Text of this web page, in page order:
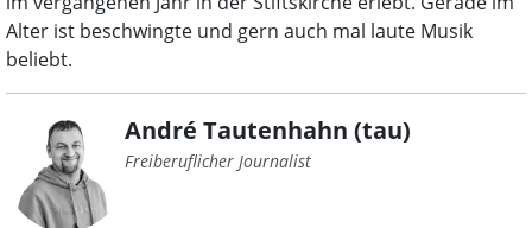
Alter ist beschwingte und gern auch mal laute Musik
beliebt.
André Tautenhahn (tau)
Freiberuflicher Journalist